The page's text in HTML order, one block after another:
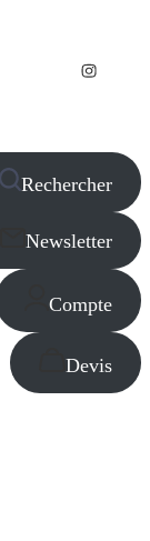
Rechercher
Newsletter
Compte
Devis